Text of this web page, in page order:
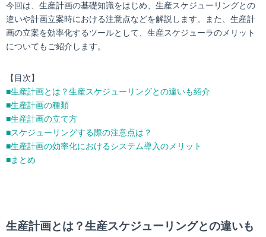
今回は、生産計画の基礎知識をはじめ、生産スケジューリングとの
違いや計画立案時における注意点などを解説します。また、生産計
画の立案を効率化するツールとして、生産スケジューラのメリット
についてもご紹介します。
【目次】
■生産計画とは？生産スケジューリングとの違いも紹介
■生産計画の種類
■生産計画の立て方
■スケジューリングする際の注意点は？
■生産計画の効率化におけるシステム導入のメリット
■まとめ
生産計画とは？生産スケジューリングとの違いも